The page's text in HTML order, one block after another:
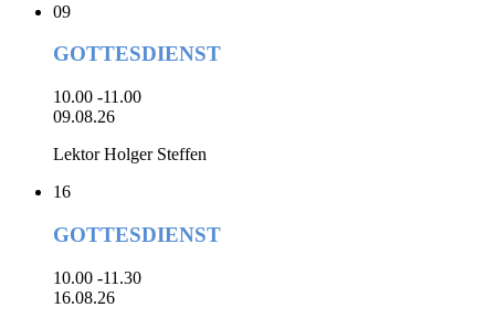
09
GOTTESDIENST
10.00 -11.00
09.08.26
Lektor Holger Steffen
16
GOTTESDIENST
10.00 -11.30
16.08.26